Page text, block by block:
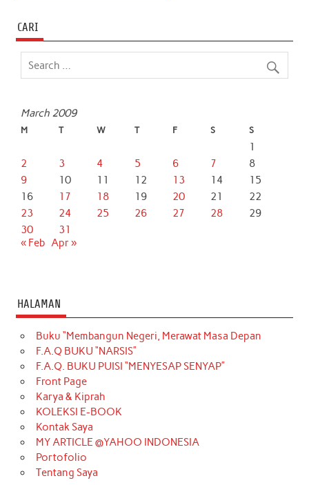
CARI
March 2009
M T W T F S S
1
2
3 4 5 6 7
8
9
10 11 12 13 14
15
16
17 18 19 20 21
22
23
24 25 26 27 28
29
30
31
« Feb Apr »
HALAMAN
Buku “Membangun Negeri, Merawat Masa Depan
F.A.Q BUKU “NARSIS”
F.A.Q. BUKU PUISI “MENYESAP SENYAP”
Front Page
Karya & Kiprah
KOLEKSI E-BOOK
Kontak Saya
MY ARTICLE @YAHOO INDONESIA
Portofolio
Tentang Saya